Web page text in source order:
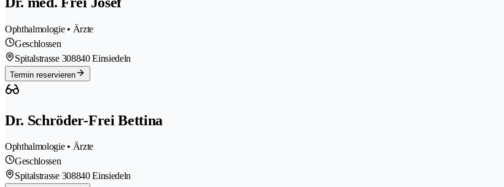
Ophthalmologie • Ärzte
Geschlossen
Spitalstrasse 308840 Einsiedeln
Termin reservieren
Dr. Schröder-Frei Bettina
Ophthalmologie • Ärzte
Geschlossen
Spitalstrasse 308840 Einsiedeln